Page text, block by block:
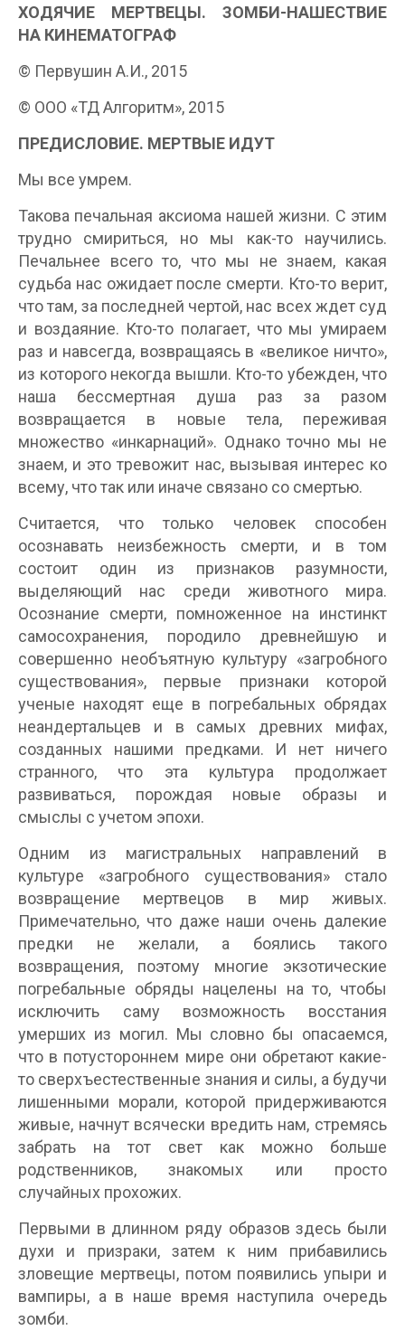
ХОДЯЧИЕ МЕРТВЕЦЫ. ЗОМБИ-НАШЕСТВИЕ
НА КИНЕМАТОГРАФ
© Первушин А.И., 2015
© ООО «ТД Алгоритм», 2015
ПРЕДИСЛОВИЕ. МЕРТВЫЕ ИДУТ
Мы все умрем.
Такова печальная аксиома нашей жизни. С этим
трудно смириться, но мы как-то научились.
Печальнее всего то, что мы не знаем, какая
судьба нас ожидает после смерти. Кто-то верит,
что там, за последней чертой, нас всех ждет суд
и воздаяние. Кто-то полагает, что мы умираем
раз и навсегда, возвращаясь в «великое ничто»,
из которого некогда вышли. Кто-то убежден, что
наша бессмертная душа раз за разом
возвращается в новые тела, переживая
множество «инкарнаций». Однако точно мы не
знаем, и это тревожит нас, вызывая интерес ко
всему, что так или иначе связано со смертью.
Считается, что только человек способен
осознавать неизбежность смерти, и в том
состоит один из признаков разумности,
выделяющий нас среди животного мира.
Осознание смерти, помноженное на инстинкт
самосохранения, породило древнейшую и
совершенно необъятную культуру «загробного
существования», первые признаки которой
ученые находят еще в погребальных обрядах
неандертальцев и в самых древних мифах,
созданных нашими предками. И нет ничего
странного, что эта культура продолжает
развиваться, порождая новые образы и
смыслы с учетом эпохи.
Одним из магистральных направлений в
культуре «загробного существования» стало
возвращение мертвецов в мир живых.
Примечательно, что даже наши очень далекие
предки не желали, а боялись такого
возвращения, поэтому многие экзотические
погребальные обряды нацелены на то, чтобы
исключить саму возможность восстания
умерших из могил. Мы словно бы опасаемся,
что в потустороннем мире они обретают какие-
то сверхъестественные знания и силы, а будучи
лишенными морали, которой придерживаются
живые, начнут всячески вредить нам, стремясь
забрать на тот свет как можно больше
родственников, знакомых или просто
случайных прохожих.
Первыми в длинном ряду образов здесь были
духи и призраки, затем к ним прибавились
зловещие мертвецы, потом появились упыри и
вампиры, а в наше время наступила очередь
зомби.